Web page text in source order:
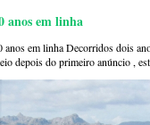
anos em linha
anos em linha Decorridos dois
depois do primeiro anúncio ,